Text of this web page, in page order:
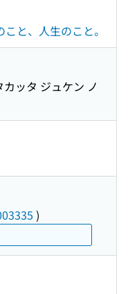
と、人生のこと。
ッタ ジュケン ノ
)